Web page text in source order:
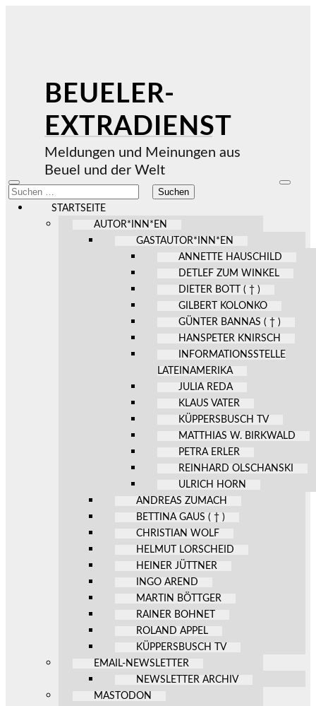
BEUELER-
EXTRADIENST
Meldungen und Meinungen aus
Beuel und der Welt
Mobile-
Menü
ein-/ausblenden
Suchen
nach:
STARTSEITE
AUTOR*INN*EN
GASTAUTOR*INN*EN
ANNETTE HAUSCHILD
DETLEF ZUM WINKEL
DIETER BOTT ( † )
GILBERT KOLONKO
GÜNTER BANNAS ( † )
HANSPETER KNIRSCH
INFORMATIONSSTELLE
LATEINAMERIKA
JULIA REDA
KLAUS VATER
KÜPPERSBUSCH TV
MATTHIAS W. BIRKWALD
PETRA ERLER
REINHARD OLSCHANSKI
ULRICH HORN
ANDREAS ZUMACH
BETTINA GAUS ( † )
CHRISTIAN WOLF
HELMUT LORSCHEID
HEINER JÜTTNER
INGO AREND
MARTIN BÖTTGER
RAINER BOHNET
ROLAND APPEL
KÜPPERSBUSCH TV
EMAIL-NEWSLETTER
NEWSLETTER ARCHIV
MASTODON